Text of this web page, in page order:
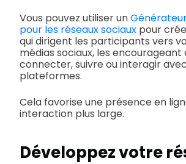
Vous pouvez utiliser un
pour les réseaux sociaux pour
qui dirigent les participants vers
médias sociaux, les encourageant
connecter, suivre ou interagir
plateformes.
Cela favorise une présence en
interaction plus large.
Développez votre